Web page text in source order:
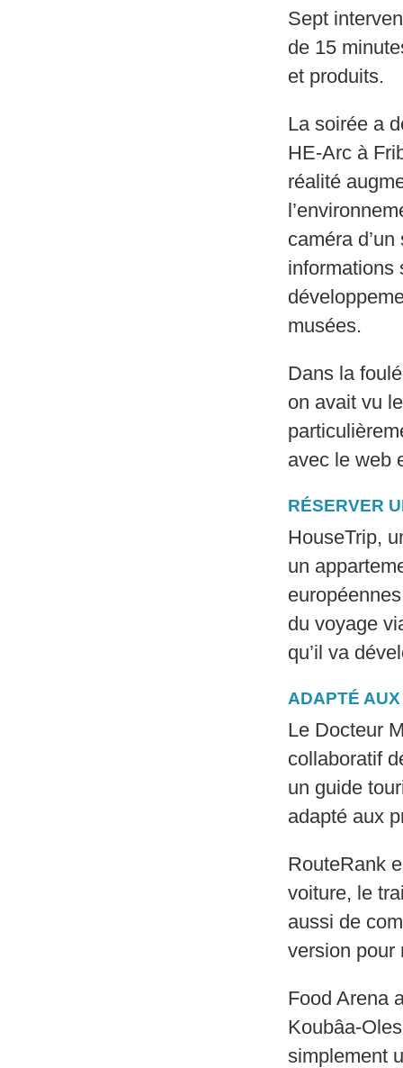
Sept
de 15
et produits.
La soirée a
HE-Arc à
réalité
caméra
informations
musées.
Dans la
on avait vu
avec le web
RÉSERVER
HouseTrip,
un
du voyage
qu’il va
ADAPTÉ
Le Docteur
collaboratif
un guide
adapté aux
RouteRank
voiture, le
aussi de
version pour
Food Arena
Koubâa-
simplement